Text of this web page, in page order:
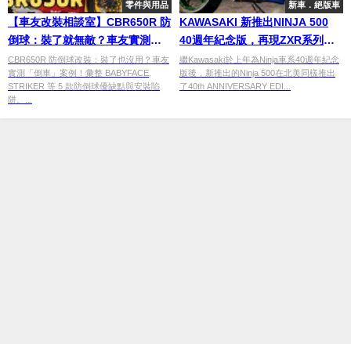
零件與用品
【車友改裝相談室】CBR650R 防
倒球：裝了就無敵？車友實測
「原地倒車」防護力與安裝陷阱
｜台日車友評價匯總
CBR650R 防倒球改裝：裝了也沒用？車友
實測「倒車」案例！彙整 BABYFACE,
STRIKER 等 5 款防倒球優缺點與安裝陷
阱。...
新車．絕版車
KAWASAKI 新推出NINJA 500
40週年紀念版，再現ZXR系列經
典配色
繼Kawasaki於上年為Ninja車系40週年紀念
版後，新推出的Ninja 500在北美同樣推出
了40th ANNIVERSARY EDI...